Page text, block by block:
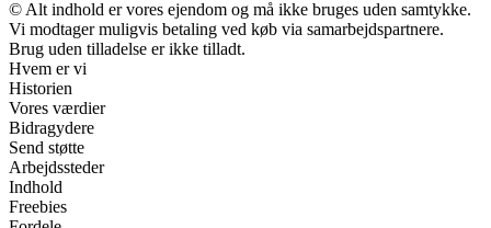
© Alt indhold er vores ejendom og må ikke bruges uden samtykke.
Vi modtager muligvis betaling ved køb via samarbejdspartnere.
Brug uden tilladelse er ikke tilladt.
Hvem er vi
Historien
Vores værdier
Bidragydere
Send støtte
Arbejdssteder
Indhold
Freebies